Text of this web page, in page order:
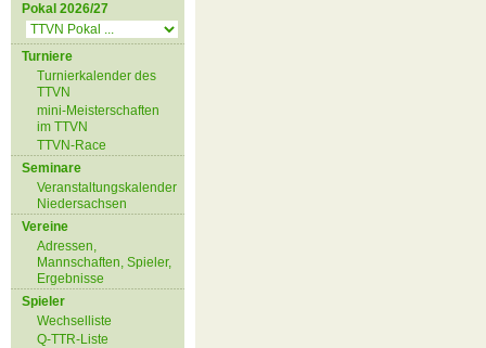
Pokal 2026/27
Turniere
Turnierkalender des
TTVN
mini-Meisterschaften
im TTVN
TTVN-Race
Seminare
Veranstaltungskalender
Niedersachsen
Vereine
Adressen,
Mannschaften, Spieler,
Ergebnisse
Spieler
Wechselliste
Q-TTR-Liste